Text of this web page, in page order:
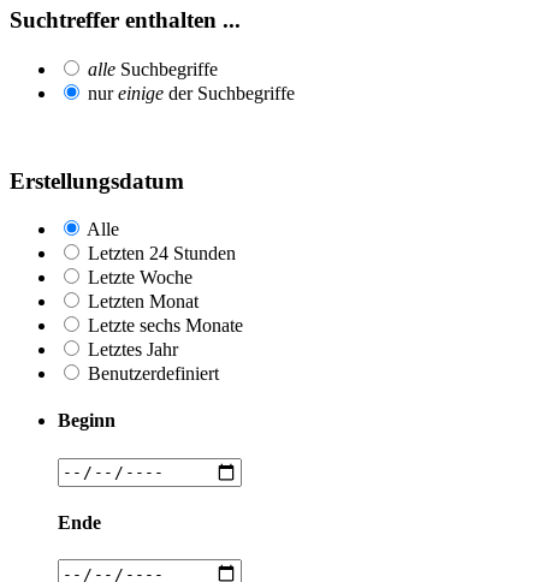
Suchtreffer enthalten ...
alle Suchbegriffe
nureinige der Suchbegriffe
Erstellungsdatum
Alle
Letzten 24 Stunden
Letzte Woche
Letzten Monat
Letzte sechs Monate
Letztes Jahr
Benutzerdefiniert
Beginn
Ende